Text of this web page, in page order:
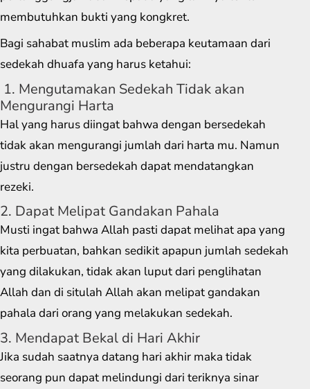
membutuhkan bukti yang kongkret.
Bagi sahabat muslim ada beberapa keutamaan dari
sedekah dhuafa yang harus ketahui:
1. Mengutamakan Sedekah Tidak akan
Mengurangi Harta
Hal yang harus diingat bahwa dengan bersedekah
tidak akan mengurangi jumlah dari harta mu. Namun
justru dengan bersedekah dapat mendatangkan
rezeki.
2. Dapat Melipat Gandakan Pahala
Musti ingat bahwa Allah pasti dapat melihat apa yang
kita perbuatan, bahkan sedikit apapun jumlah sedekah
yang dilakukan, tidak akan luput dari penglihatan
Allah dan di situlah Allah akan melipat gandakan
pahala dari orang yang melakukan sedekah.
3. Mendapat Bekal di Hari Akhir
Jika sudah saatnya datang hari akhir maka tidak
seorang pun dapat melindungi dari teriknya sinar